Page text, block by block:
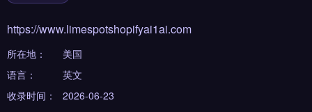
https://www.limespotshopifyai1ai.com
所在地：
美国
语言：
英文
收录时间：
2026-06-23